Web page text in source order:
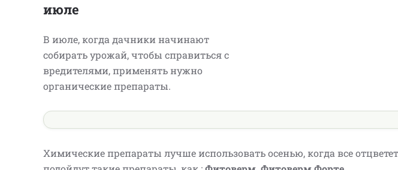
июле
В июле, когда дачники начинают
собирать урожай, чтобы справиться с
вредителями, применять нужно
органические препараты.
Химические препараты лучше использовать осенью, когда все